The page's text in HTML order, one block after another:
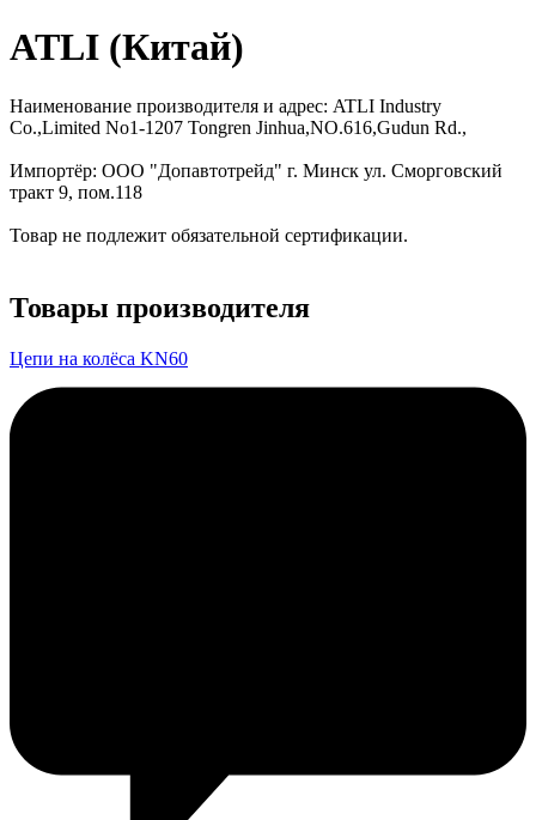
ATLI (Китай)
Наименование производителя и адрес: ATLI Industry
Co.,Limited No1-1207 Tongren Jinhua,NO.616,Gudun Rd.,
Импортёр: ООО "Допавтотрейд" г. Минск ул. Сморговский
тракт 9, пом.118
Товар не подлежит обязательной сертификации.
Товары производителя
Цепи на колёса KN60